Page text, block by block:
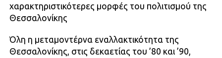
χαρακτηριστικότερες μορφές του πολιτισμού της
Θεσσαλονίκης
Όλη η μεταμοντέρνα εναλλακτικότητα της
Θεσσαλονίκης, στις δεκαετίας του ’80 και ’90,